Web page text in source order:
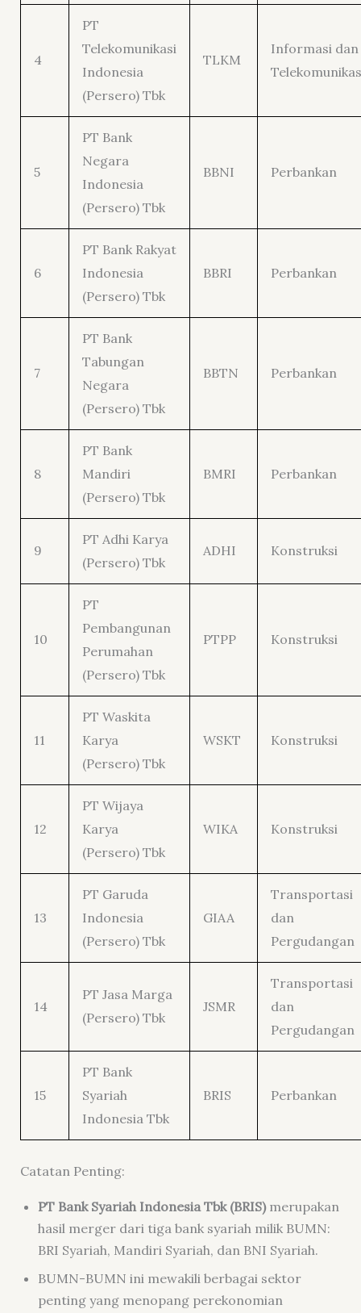
4
PT
Telekomunikasi
Indonesia
(Persero) Tbk
TLKM
Informasi dan
5
PT Bank
Negara
Indonesia
(Persero) Tbk
BBNI Perbankan
6
PT Bank Rakyat
Indonesia
(Persero) Tbk
BBRI Perbankan
7
PT Bank
Tabungan
Negara
(Persero) Tbk
BBTN Perbankan
8
PT Bank
Mandiri
(Persero) Tbk
BMRI Perbankan
9
PT Adhi Karya
(Persero) Tbk
ADHI Konstruksi
10
PT
Pembangunan
Perumahan
(Persero) Tbk
PTPP Konstruksi
11
PT Waskita
Karya
(Persero) Tbk
WSKT Konstruksi
12
PT Wijaya
Karya
(Persero) Tbk
WIKA Konstruksi
13
PT Garuda
Indonesia
(Persero) Tbk
GIAA
Transportasi
dan
Pergudangan
14
PT Jasa Marga
(Persero) Tbk
JSMR
Transportasi
dan
Pergudangan
15
PT Bank
Syariah
Indonesia Tbk
BRIS Perbankan
Catatan Penting:
PT Bank Syariah Indonesia Tbk (BRIS)merupakan
hasil merger dari tiga bank syariah milik BUMN:
BRI Syariah, Mandiri Syariah, dan BNI Syariah.
BUMN-BUMN ini mewakili berbagai sektor
penting yang menopang perekonomian